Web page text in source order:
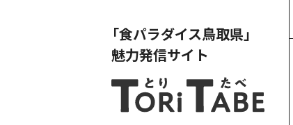
「食パラダイス鳥取県」
魅力発信サイト